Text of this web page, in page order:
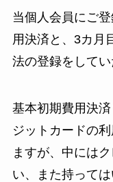
当個人会員にご
用決済と、3カ月
法の登録をしてい
基本初期費用決
ジットカードの
ますが、中には
い、また持って